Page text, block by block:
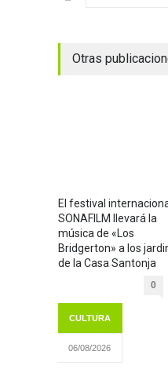
Otras
El festival
SONAFILM llevará la
música de «Los
Bridgerton» a los
de la Casa Santonja
0
CULTURA
06/08/2026